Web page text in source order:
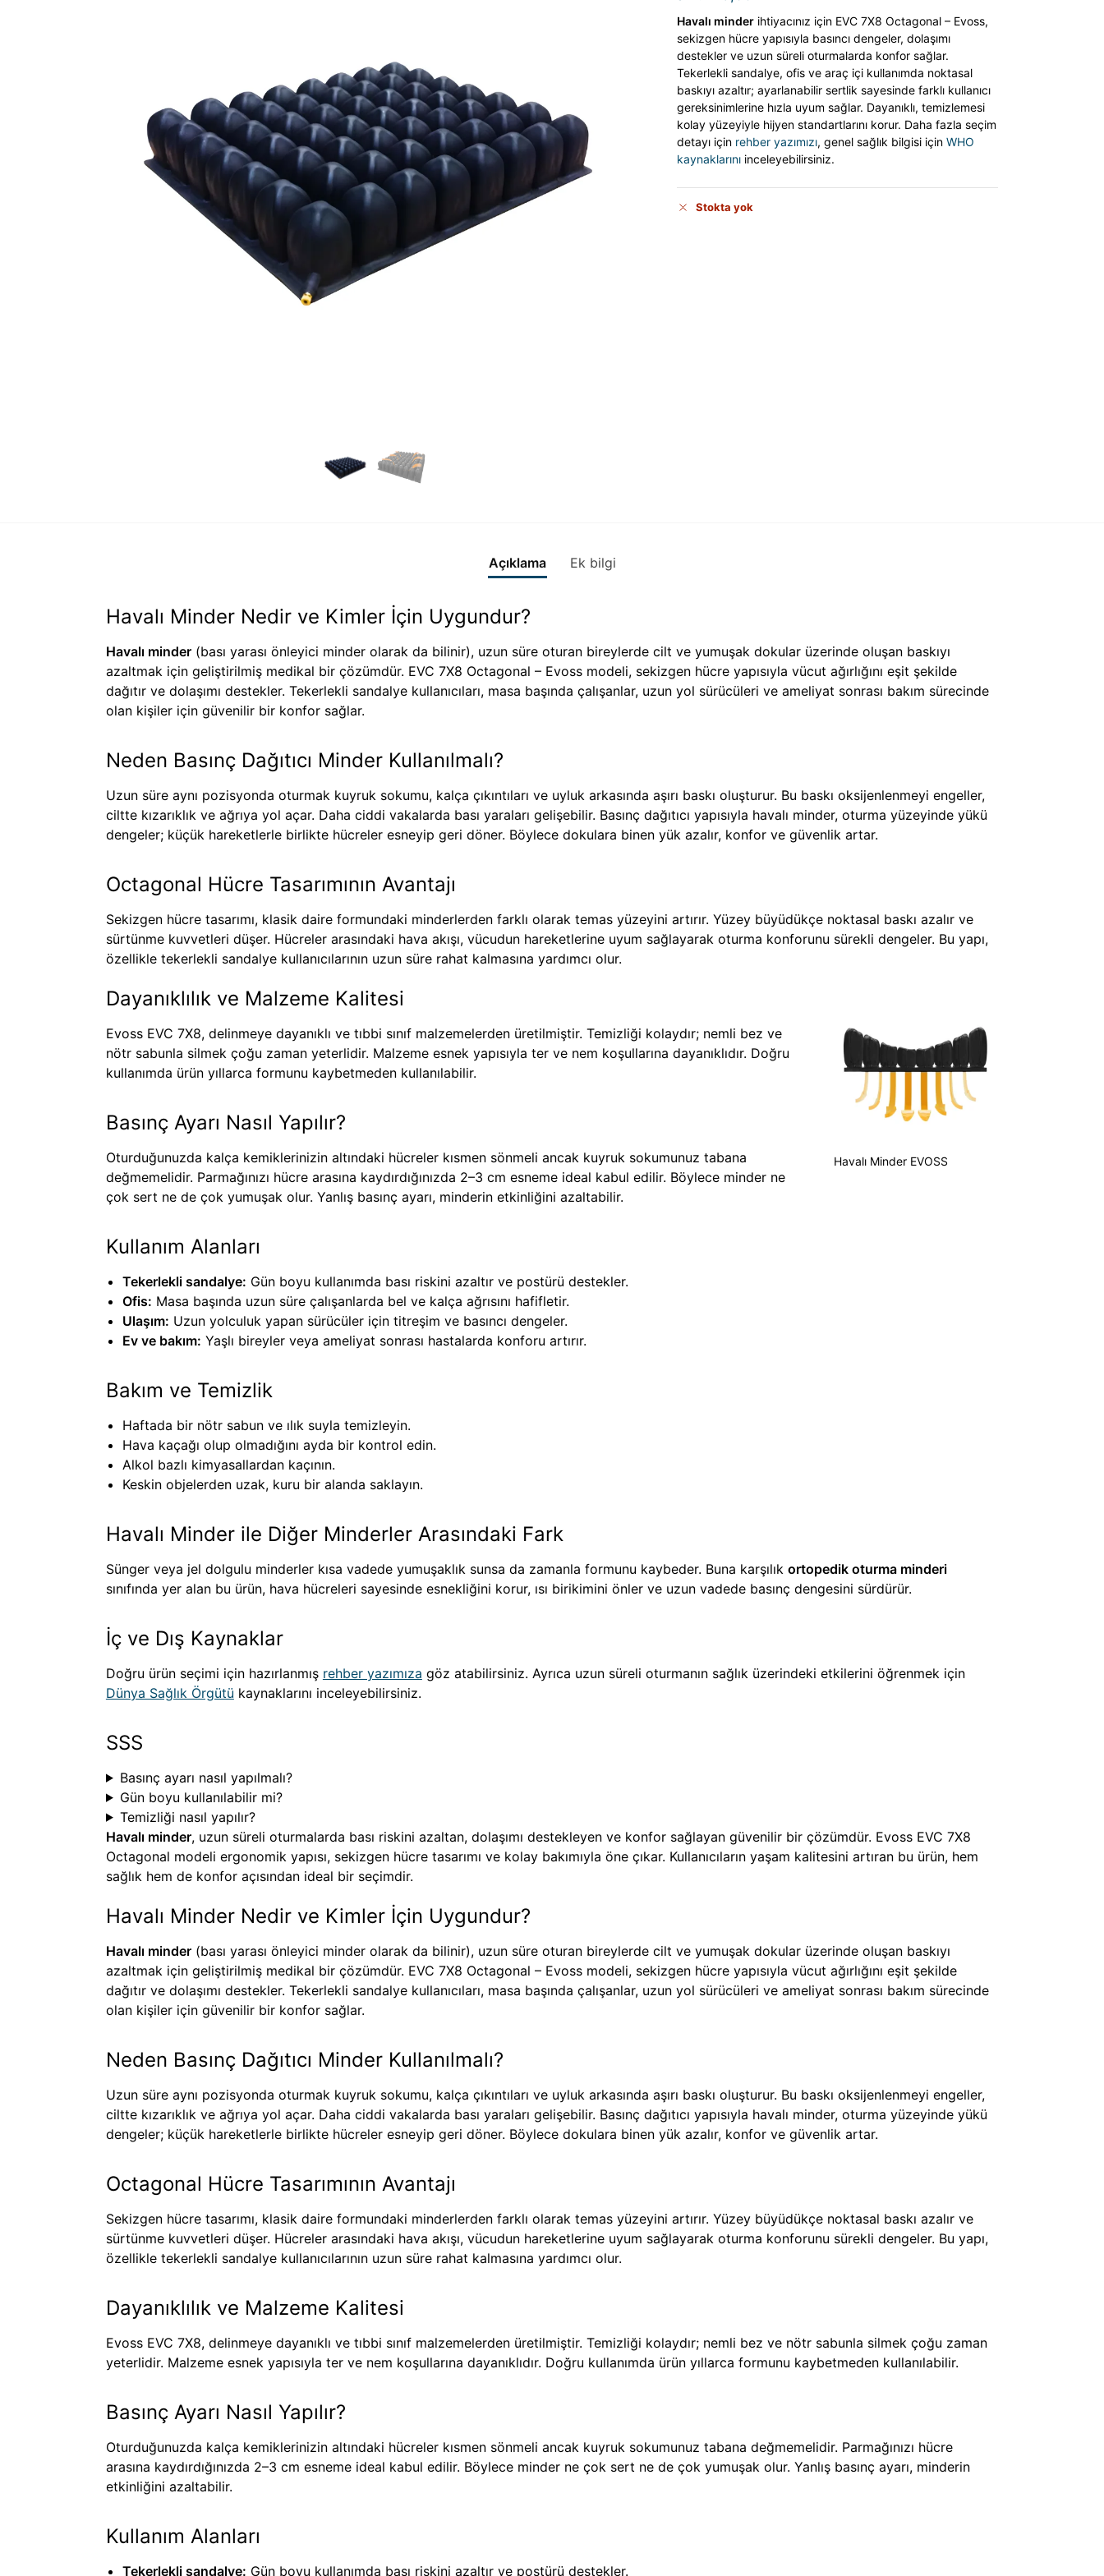
Havalı minder ihtiyacınız için EVC 7X8 Octagonal – Evoss,
sekizgen hücre yapısıyla basıncı dengeler, dolaşımı
destekler ve uzun süreli oturmalarda konfor sağlar.
Tekerlekli sandalye, ofis ve araç içi kullanımda noktasal
baskıyı azaltır; ayarlanabilir sertlik sayesinde farklı kullanıcı
gereksinimlerine hızla uyum sağlar. Dayanıklı, temizlemesi
kolay yüzeyiyle hijyen standartlarını korur. Daha fazla seçim
detayı için rehber yazımızı, genel sağlık bilgisi içinWHO
kaynaklarını inceleyebilirsiniz.
Stokta yok
Açıklama Ek bilgi
Havalı Minder Nedir ve Kimler İçin Uygundur?
Havalı minder(bası yarası önleyici minder olarak da bilinir), uzun süre oturan bireylerde cilt ve yumuşak dokular üzerinde oluşan baskıyı
azaltmak için geliştirilmiş medikal bir çözümdür. EVC 7X8 Octagonal – Evoss modeli, sekizgen hücre yapısıyla vücut ağırlığını eşit şekilde
dağıtır ve dolaşımı destekler. Tekerlekli sandalye kullanıcıları, masa başında çalışanlar, uzun yol sürücüleri ve ameliyat sonrası bakım sürecinde
olan kişiler için güvenilir bir konfor sağlar.
Neden Basınç Dağıtıcı Minder Kullanılmalı?
Uzun süre aynı pozisyonda oturmak kuyruk sokumu, kalça çıkıntıları ve uyluk arkasında aşırı baskı oluşturur. Bu baskı oksijenlenmeyi engeller,
ciltte kızarıklık ve ağrıya yol açar. Daha ciddi vakalarda bası yaraları gelişebilir. Basınç dağıtıcı yapısıyla havalı minder, oturma yüzeyinde yükü
dengeler; küçük hareketlerle birlikte hücreler esneyip geri döner. Böylece dokulara binen yük azalır, konfor ve güvenlik artar.
Octagonal Hücre Tasarımının Avantajı
Sekizgen hücre tasarımı, klasik daire formundaki minderlerden farklı olarak temas yüzeyini artırır. Yüzey büyüdükçe noktasal baskı azalır ve
sürtünme kuvvetleri düşer. Hücreler arasındaki hava akışı, vücudun hareketlerine uyum sağlayarak oturma konforunu sürekli dengeler. Bu yapı,
özellikle tekerlekli sandalye kullanıcılarının uzun süre rahat kalmasına yardımcı olur.
Havalı Minder EVOSS
Dayanıklılık ve Malzeme Kalitesi
Evoss EVC 7X8, delinmeye dayanıklı ve tıbbi sınıf malzemelerden üretilmiştir. Temizliği kolaydır; nemli bez ve
nötr sabunla silmek çoğu zaman yeterlidir. Malzeme esnek yapısıyla ter ve nem koşullarına dayanıklıdır. Doğru
kullanımda ürün yıllarca formunu kaybetmeden kullanılabilir.
Basınç Ayarı Nasıl Yapılır?
Oturduğunuzda kalça kemiklerinizin altındaki hücreler kısmen sönmeli ancak kuyruk sokumunuz tabana
değmemelidir. Parmağınızı hücre arasına kaydırdığınızda 2–3 cm esneme ideal kabul edilir. Böylece minder ne
çok sert ne de çok yumuşak olur. Yanlış basınç ayarı, minderin etkinliğini azaltabilir.
Kullanım Alanları
Tekerlekli sandalye: Gün boyu kullanımda bası riskini azaltır ve postürü destekler.
Ofis: Masa başında uzun süre çalışanlarda bel ve kalça ağrısını hafifletir.
Ulaşım: Uzun yolculuk yapan sürücüler için titreşim ve basıncı dengeler.
Ev ve bakım: Yaşlı bireyler veya ameliyat sonrası hastalarda konforu artırır.
Bakım ve Temizlik
Haftada bir nötr sabun ve ılık suyla temizleyin.
Hava kaçağı olup olmadığını ayda bir kontrol edin.
Alkol bazlı kimyasallardan kaçının.
Keskin objelerden uzak, kuru bir alanda saklayın.
Havalı Minder ile Diğer Minderler Arasındaki Fark
Sünger veya jel dolgulu minderler kısa vadede yumuşaklık sunsa da zamanla formunu kaybeder. Buna karşılık ortopedik oturma minderi
sınıfında yer alan bu ürün, hava hücreleri sayesinde esnekliğini korur, ısı birikimini önler ve uzun vadede basınç dengesini sürdürür.
İç ve Dış Kaynaklar
Doğru ürün seçimi için hazırlanmış rehber yazımıza göz atabilirsiniz. Ayrıca uzun süreli oturmanın sağlık üzerindeki etkilerini öğrenmek için
Dünya Sağlık Örgütü kaynaklarını inceleyebilirsiniz.
SSS
Basınç ayarı nasıl yapılmalı?
Gün boyu kullanılabilir mi?
Temizliği nasıl yapılır?
Havalı minder, uzun süreli oturmalarda bası riskini azaltan, dolaşımı destekleyen ve konfor sağlayan güvenilir bir çözümdür. Evoss EVC 7X8
Octagonal modeli ergonomik yapısı, sekizgen hücre tasarımı ve kolay bakımıyla öne çıkar. Kullanıcıların yaşam kalitesini artıran bu ürün, hem
sağlık hem de konfor açısından ideal bir seçimdir.
Havalı Minder Nedir ve Kimler İçin Uygundur?
Havalı minder(bası yarası önleyici minder olarak da bilinir), uzun süre oturan bireylerde cilt ve yumuşak dokular üzerinde oluşan baskıyı
azaltmak için geliştirilmiş medikal bir çözümdür. EVC 7X8 Octagonal – Evoss modeli, sekizgen hücre yapısıyla vücut ağırlığını eşit şekilde
dağıtır ve dolaşımı destekler. Tekerlekli sandalye kullanıcıları, masa başında çalışanlar, uzun yol sürücüleri ve ameliyat sonrası bakım sürecinde
olan kişiler için güvenilir bir konfor sağlar.
Neden Basınç Dağıtıcı Minder Kullanılmalı?
Uzun süre aynı pozisyonda oturmak kuyruk sokumu, kalça çıkıntıları ve uyluk arkasında aşırı baskı oluşturur. Bu baskı oksijenlenmeyi engeller,
ciltte kızarıklık ve ağrıya yol açar. Daha ciddi vakalarda bası yaraları gelişebilir. Basınç dağıtıcı yapısıyla havalı minder, oturma yüzeyinde yükü
dengeler; küçük hareketlerle birlikte hücreler esneyip geri döner. Böylece dokulara binen yük azalır, konfor ve güvenlik artar.
Octagonal Hücre Tasarımının Avantajı
Sekizgen hücre tasarımı, klasik daire formundaki minderlerden farklı olarak temas yüzeyini artırır. Yüzey büyüdükçe noktasal baskı azalır ve
sürtünme kuvvetleri düşer. Hücreler arasındaki hava akışı, vücudun hareketlerine uyum sağlayarak oturma konforunu sürekli dengeler. Bu yapı,
özellikle tekerlekli sandalye kullanıcılarının uzun süre rahat kalmasına yardımcı olur.
Dayanıklılık ve Malzeme Kalitesi
Evoss EVC 7X8, delinmeye dayanıklı ve tıbbi sınıf malzemelerden üretilmiştir. Temizliği kolaydır; nemli bez ve nötr sabunla silmek çoğu zaman
yeterlidir. Malzeme esnek yapısıyla ter ve nem koşullarına dayanıklıdır. Doğru kullanımda ürün yıllarca formunu kaybetmeden kullanılabilir.
Basınç Ayarı Nasıl Yapılır?
Oturduğunuzda kalça kemiklerinizin altındaki hücreler kısmen sönmeli ancak kuyruk sokumunuz tabana değmemelidir. Parmağınızı hücre
arasına kaydırdığınızda 2–3 cm esneme ideal kabul edilir. Böylece minder ne çok sert ne de çok yumuşak olur. Yanlış basınç ayarı, minderin
etkinliğini azaltabilir.
Kullanım Alanları
Tekerlekli sandalye: Gün boyu kullanımda bası riskini azaltır ve postürü destekler.